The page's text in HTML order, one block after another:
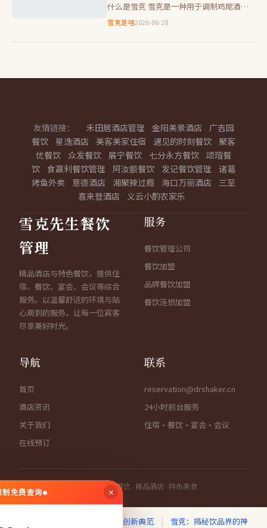
什么是雪克 雪克是一种用于调制鸡尾酒的
手工工具。通常由不锈钢制成，其设计独
当两片合拢时，可以产生强大…
雪克是啥2026-06-28
友情链接： 禾田居酒店管理 金阳美景酒店
广吉园
餐饮 星逸酒店 美客美家住宿 遇见的时刻餐饮 聚客
优餐饮
众发餐饮 展宁餐饮 七分永方餐饮 颂瑁餐
饮 食赢利餐饮管理 阿汝额餐饮 发记餐饮管理
诸葛
烤鱼外卖
意德酒店 湘聚辣过瘾 海口万丽酒店
三至
喜来登酒店
义云小酌农家乐
雪克先生餐饮
管理
精品酒店与特色餐饮，提供住
宿、餐饮、宴会、会议等综合
服务。以温馨舒适的环境与贴
心周到的服务，让每一位宾客
尽享美好时光。
服务
餐饮管理公司
餐饮加盟
品牌餐饮加盟
餐饮连锁加盟
导航
首页
酒店资讯
关于我们
在线预订
联系
reservation@drshaker.cn
24小时前台服务
住宿·餐饮·宴会·会议
© 2026 雪克先生餐饮管理 · 住宿餐饮 · 精品酒店 · 特色美食
雪克：打造饮品界的创新典范 | 雪克：揭秘饮品界的神
×
免费查询